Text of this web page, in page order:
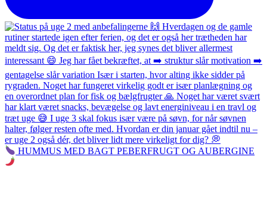
HUMMUS MED BAGT PEBERFRUGT OG AUBERGINE